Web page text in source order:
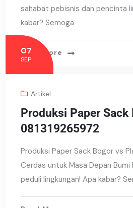
sahabat pebisnis dan pencinta
kabar? Semoga
Read More
07
SEP
Artikel
Produksi Paper Sack
081319265972
Produksi Paper Sack Bogor vs
Cerdas untuk Masa Depan
peduli lingkungan! Apa kabar?